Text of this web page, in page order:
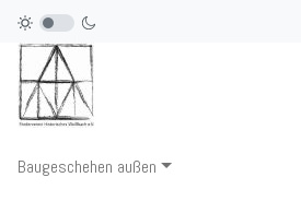
Baugeschehen außen